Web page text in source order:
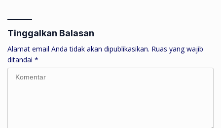
Tinggalkan Balasan
Alamat email Anda tidak akan dipublikasikan. Ruas yang wajib
ditandai *